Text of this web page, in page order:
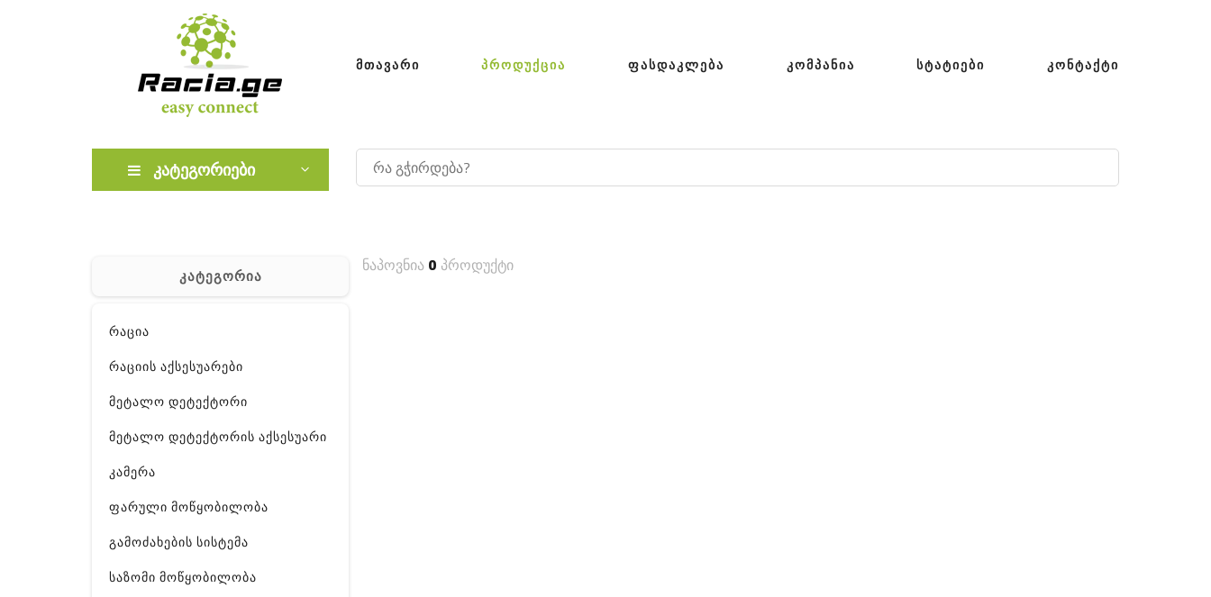
ᲛᲗᲐᲕᲐᲠᲘ ᲞᲠᲝᲓᲣᲥᲪᲘᲐ ᲤᲐᲡᲓᲐᲙᲚᲔᲑᲐ ᲙᲝᲛᲞᲐᲜᲘᲐ ᲡᲢᲐᲢᲘᲔᲑᲘ ᲙᲝᲜᲢᲐᲥᲢᲘ
კატეგორიები
კატეგორია
რაცია
რაციის აქსესუარები
მეტალო დეტექტორი
მეტალო დეტექტორის აქსესუარი
კამერა
ფარული მოწყობილობა
გამოძახების სისტემა
საზომი მოწყობილობა
ნაპოვნია0 პროდუქტი